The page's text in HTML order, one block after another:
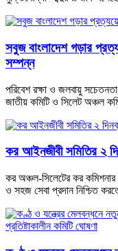
সবুজ বাংলাদেশ গড়ার
সম্পন্ন
পরিবেশ রক্ষা ও জলবায়ু
জাতীয় কমিটি ও সিলেট অঞ্চল
কর আইনজীবী সমিতির ২
কর অঞ্চল-সিলেটের কর কমিশনার
ও সহজ সেবা প্রদান নিশ্চিত